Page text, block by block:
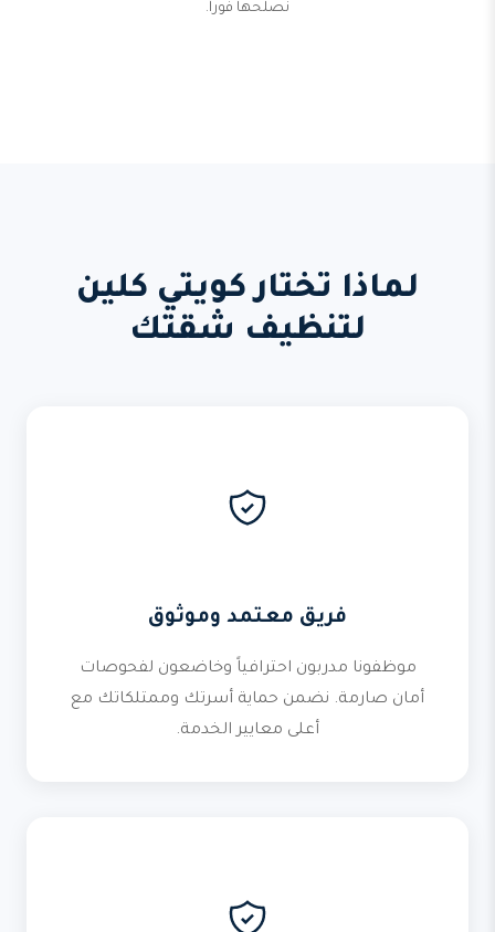
نصلحها فوراً.
لماذا تختار كويتي كلين
لتنظيف شقتك
فريق معتمد وموثوق
موظفونا مدربون احترافياً وخاضعون لفحوصات
أمان صارمة. نضمن حماية أسرتك وممتلكاتك مع
أعلى معايير الخدمة.